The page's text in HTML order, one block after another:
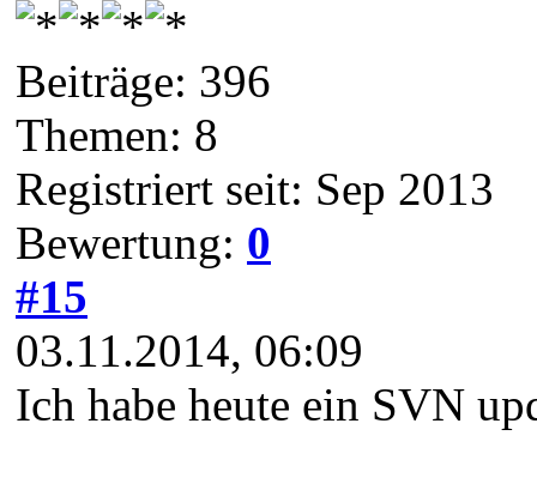
Beiträge: 396
Themen: 8
Registriert seit: Sep 2013
Bewertung: 0
#15
03.11.2014, 06:09
Ich habe heute ein SVN